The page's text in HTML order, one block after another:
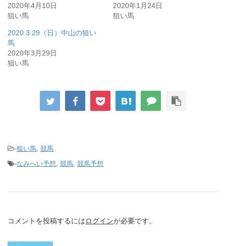
2020年4月10日
狙い馬
2020年1月24日
狙い馬
2020.3.29（日）中山の狙い
馬
2020年3月29日
狙い馬
-狙い馬, 競馬
-なみへい予想, 競馬, 競馬予想
コメントを投稿するにはログインが必要です。